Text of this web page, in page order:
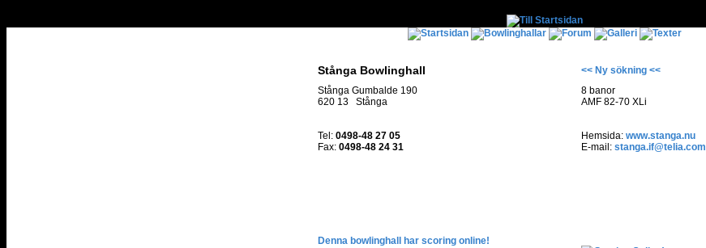
Stånga Bowlinghall
<< Ny sökning <<
Stånga Gumbalde 190
8 banor
620 13 Stånga
AMF 82-70 XLi
Tel: 0498-48 27 05 Hemsida: www.stanga.nu
Fax: 0498-48 24 31 E-mail: stanga.if@telia.com
Denna bowlinghall har scoring online!